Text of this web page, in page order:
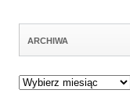
ARCHIWA
Archiwa